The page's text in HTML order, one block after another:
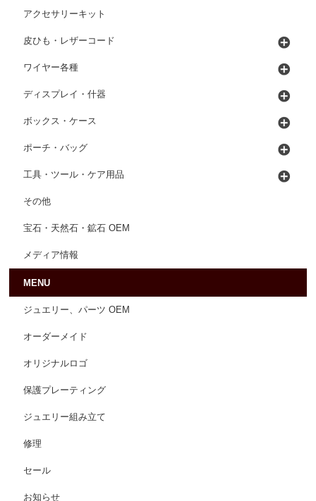
アクセサリーキット
皮ひも・レザーコード
ワイヤー各種
ディスプレイ・什器
ボックス・ケース
ポーチ・バッグ
工具・ツール・ケア用品
その他
宝石・天然石・鉱石 OEM
メディア情報
MENU
ジュエリー、パーツ OEM
オーダーメイド
オリジナルロゴ
保護プレーティング
ジュエリー組み立て
修理
セール
お知らせ